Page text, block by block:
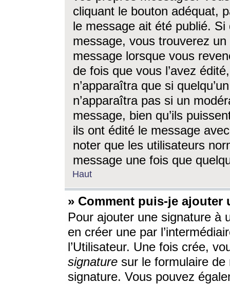
cliquant le bouton adéquat,
le message ait été publié. Si
message, vous trouverez
message lorsque vous
de fois que vous l’avez
n’apparaîtra que si
n’apparaîtra pas si un
message, bien qu’ils
ils ont édité le message
noter que les utilisateurs
message une fois que
Haut
» Comment puis-je ajouter
Pour ajouter une signature à
en créer une par
l’Utilisateur. Une fois crée,
signature sur le formulaire de
signature. Vous pouvez